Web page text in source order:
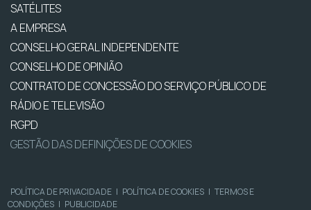
SATÉLITES
A EMPRESA
CONSELHO GERAL INDEPENDENTE
CONSELHO DE OPINIÃO
CONTRATO DE CONCESSÃO DO SERVIÇO PÚBLICO DE
RÁDIO E TELEVISÃO
RGPD
GESTÃO DAS DEFINIÇÕES DE COOKIES
POLÍTICA DE PRIVACIDADE | POLÍTICA DE COOKIES | TERMOS E
CONDIÇÕES | PUBLICIDADE